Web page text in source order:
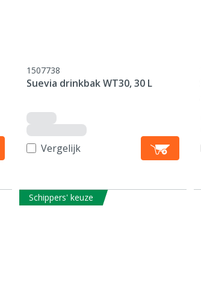
1507738
Suevia drinkbak WT30, 30 L
Vergelijk
Schippers' keuze